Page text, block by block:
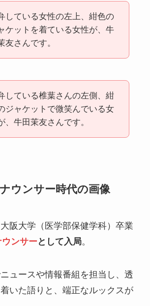
している女性の左上、紺色の
ケットを着ている女性が、牛
友さんです。
している椎葉さんの左側、紺
ジャケットで微笑んでいる女
、牛田茉友さんです。
ウンサー時代の画像
阪大学（医学部保健学科）卒業
ンサーとして入局。
ュースや情報番組を担当し、透
いた語りと、端正なルックスが